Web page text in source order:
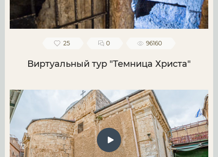
25 0 96160
Виртуальный тур "Темница Христа"